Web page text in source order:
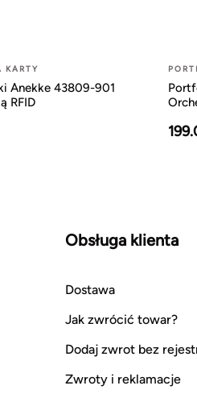
KARTY
Anekke 43809-901
RFID
Obsługa klienta
Dostawa
Jak zwrócić towar?
Dodaj zwrot bez
Zwroty i reklamacje